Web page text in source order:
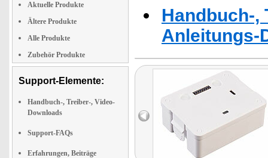
Aktuelle Produkte
Ältere Produkte
Alle Produkte
Zubehör Produkte
Support-Elemente:
Handbuch-, Treiber-, Video-
Downloads
Support-FAQs
Erfahrungen, Beiträge
Handbuch-,
Anleitungs-